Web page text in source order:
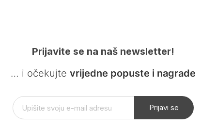
Prijavite se na naš newsletter!
… i očekujte vrijedne popuste i nagrade
Prijavi se